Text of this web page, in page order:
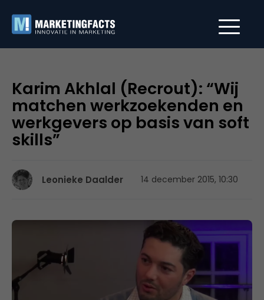
Karim Akhlal (Recrout): “Wij
matchen werkzoekenden en
werkgevers op basis van soft
skills”
Leonieke Daalder 14 december 2015, 10:30